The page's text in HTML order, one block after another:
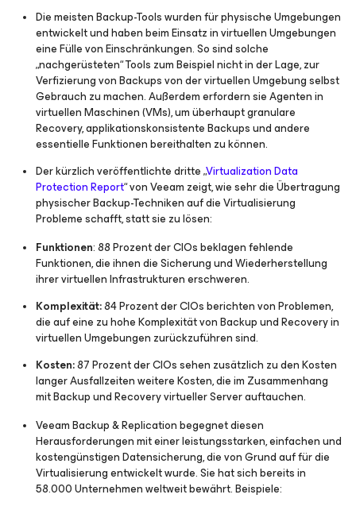
Die meisten Backup-Tools wurden für physische Umgebungen
entwickelt und haben beim Einsatz in virtuellen Umgebungen
eine Fülle von Einschränkungen. So sind solche
„nachgerüsteten“ Tools zum Beispiel nicht in der Lage, zur
Verfizierung von Backups von der virtuellen Umgebung selbst
Gebrauch zu machen. Außerdem erfordern sie Agenten in
virtuellen Maschinen (VMs), um überhaupt granulare
Recovery, applikationskonsistente Backups und andere
essentielle Funktionen bereithalten zu können.
Der kürzlich veröffentlichte dritte „Virtualization Data
Protection Report“ von Veeam zeigt, wie sehr die Übertragung
physischer Backup-Techniken auf die Virtualisierung
Probleme schafft, statt sie zu lösen:
Funktionen: 88 Prozent der CIOs beklagen fehlende
Funktionen, die ihnen die Sicherung und Wiederherstellung
ihrer virtuellen Infrastrukturen erschweren.
Komplexität:84 Prozent der CIOs berichten von Problemen,
die auf eine zu hohe Komplexität von Backup und Recovery in
virtuellen Umgebungen zurückzuführen sind.
Kosten:87 Prozent der CIOs sehen zusätzlich zu den Kosten
langer Ausfallzeiten weitere Kosten, die im Zusammenhang
mit Backup und Recovery virtueller Server auftauchen.
Veeam Backup & Replication begegnet diesen
Herausforderungen mit einer leistungsstarken, einfachen und
kostengünstigen Datensicherung, die von Grund auf für die
Virtualisierung entwickelt wurde. Sie hat sich bereits in
58.000 Unternehmen weltweit bewährt. Beispiele: